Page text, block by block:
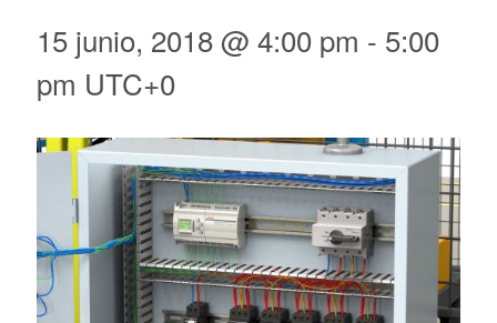
15 junio, 2018 @ 4:00 pm - 5:00
pm UTC+0